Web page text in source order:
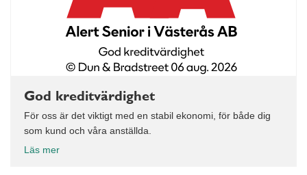
God kreditvärdighet
För oss är det viktigt med en stabil ekonomi, för både dig
som kund och våra anställda.
Läs mer